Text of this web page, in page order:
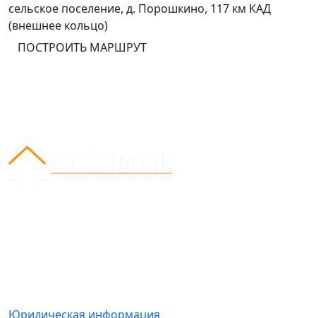
сельское поселение, д. Порошкино, 117 км КАД
(внешнее кольцо)
ПОСТРОИТЬ МАРШРУТ
Юридическая информация